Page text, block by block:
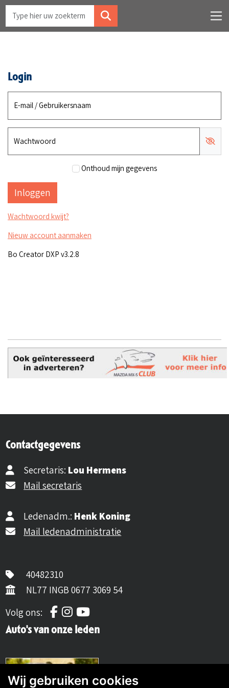
Login
E-mail / Gebruikersnaam
Wachtwoord
Onthoud mijn gegevens
Wachtwoord kwijt?
Nieuw account aanmaken
Bo Creator DXP v3.2.8
Contactgegevens
Secretaris: Lou Hermens
Mail secretaris
Ledenadm.: Henk Koning
Mail ledenadministratie
40482310
NL77 INGB 0677 3069 54
Volg ons:
Volg ons op Facebook
Volg ons op Instagram
Volg ons op YouTube
Auto's van onze leden
Wij gebruiken cookies